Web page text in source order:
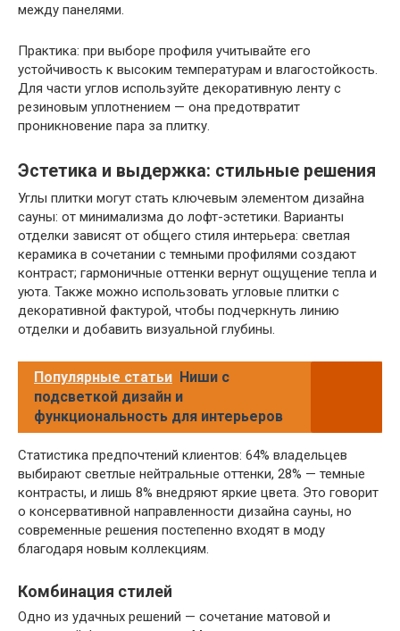
между панелями.
Практика: при выборе профиля учитывайте его
устойчивость к высоким температурам и влагостойкость.
Для части углов используйте декоративную ленту с
резиновым уплотнением — она предотвратит
проникновение пара за плитку.
Эстетика и выдержка: стильные решения
Углы плитки могут стать ключевым элементом дизайна
сауны: от минимализма до лофт-эстетики. Варианты
отделки зависят от общего стиля интерьера: светлая
керамика в сочетании с темными профилями создают
контраст; гармоничные оттенки вернут ощущение тепла и
уюта. Также можно использовать угловые плитки с
декоративной фактурой, чтобы подчеркнуть линию
отделки и добавить визуальной глубины.
Популярные статьи Ниши с
подсветкой дизайн и
функциональность для интерьеров
Статистика предпочтений клиентов: 64% владельцев
выбирают светлые нейтральные оттенки, 28% — темные
контрасты, и лишь 8% внедряют яркие цвета. Это говорит
о консервативной направленности дизайна сауны, но
современные решения постепенно входят в моду
благодаря новым коллекциям.
Комбинация стилей
Одно из удачных решений — сочетание матовой и